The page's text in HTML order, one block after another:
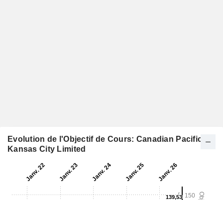
Evolution de l'Objectif de Cours: Canadian Pacific
Kansas City Limited